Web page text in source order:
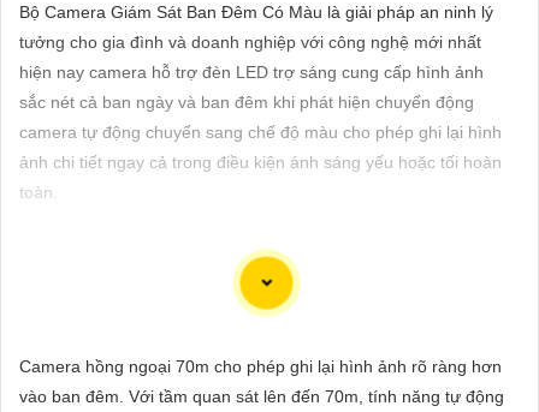
LẮP
ĐẶT
PHỤ
KIỆN
VẤN
DỊCH
Bộ Camera Giám Sát Ban Đêm Có Màu là giải pháp an ninh lý
tưởng cho gia đình và doanh nghiệp với công nghệ mới nhất
hiện nay camera hỗ trợ đèn LED trợ sáng cung cấp hình ảnh
sắc nét cả ban ngày và ban đêm khi phát hiện chuyển động
camera tự động chuyển sang chế độ màu cho phép ghi lại hình
ảnh chi tiết ngay cả trong điều kiện ánh sáng yếu hoặc tối hoàn
toàn.
Camera hồng ngoại 70m cho phép ghi lại hình ảnh rõ ràng hơn
vào ban đêm. Với tầm quan sát lên đến 70m, tính năng tự động